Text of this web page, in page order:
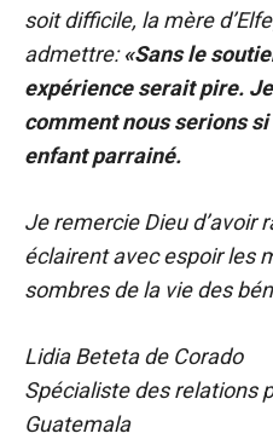
soit difficile, la mère
admettre:«Sans le
expérience serait pire.
comment nous serions si
enfant parrainé.
Je remercie Dieu d’avoir
éclairent avec espoir les
sombres de la vie des
Lidia Beteta de Corado
Spécialiste des relations
Guatemala